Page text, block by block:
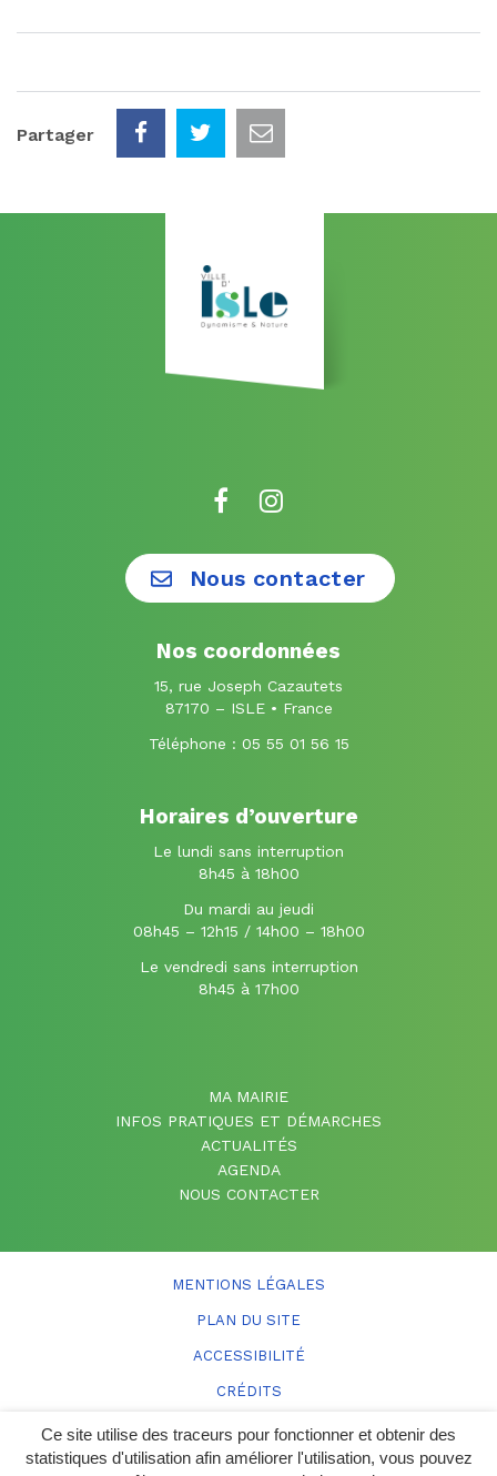
Ce site utilise des traceurs pour fonctionner et obtenir des
statistiques d'utilisation afin améliorer l'utilisation, vous pouvez
Partager
Lien
le
compte
Facebook
le
compte
Instagram
Nous contacter
Nos coordonnées
15, rue Joseph Cazautets
87170 – ISLE • France
Téléphone : 05 55 01 56 15
Horaires d’ouverture
Le lundi sans interruption
8h45 à 18h00
Du mardi au jeudi
08h45 – 12h15 / 14h00 – 18h00
Le vendredi sans interruption
8h45 à 17h00
MA MAIRIE
INFOS PRATIQUES ET DÉMARCHES
ACTUALITÉS
AGENDA
NOUS CONTACTER
MENTIONS LÉGALES
PLAN DU SITE
ACCESSIBILITÉ
CRÉDITS